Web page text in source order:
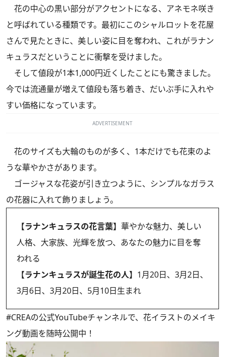
花の中心の黒い部分がアクセントになる、アネモネ咲き
と呼ばれている種類です。最初にこのシャルロットを花屋
さんで見たときに、美しい姿に目を奪われ、これがラナン
キュラスだということに衝撃を受けました。
そして値段が1本1,000円近くしたことにも驚きました。
今では流通量が増えて値段も落ち着き、だいぶ手に入れや
すい価格になっています。
ADVERTISEMENT
花のサイズも大輪のものが多く、1本だけでも花束のよ
うな華やかさがあります。
ゴージャスな花姿が引き立つように、シンプルなガラス
の花器に入れて飾りましょう。
【ラナンキュラスの花言葉】 華やかな魅力、美しい
人格、大家族、光輝を放つ、あなたの魅力に目を奪
われる
【ラナンキュラスが誕生花の人】 1月20日、3月2日、
3月6日、3月20日、5月10日生まれ
#CREAの公式YouTubeチャンネルで、花イラストのメイキ
ング動画を随時公開中！